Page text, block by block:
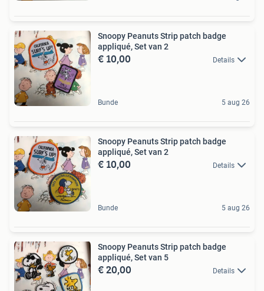
Snoopy Peanuts Strip patch badge
appliqué, Set van 2
€ 10,00 Details
Bunde 5 aug 26
Snoopy Peanuts Strip patch badge
appliqué, Set van 2
€ 10,00 Details
Bunde 5 aug 26
Snoopy Peanuts Strip patch badge
appliqué, Set van 5
€ 20,00 Details